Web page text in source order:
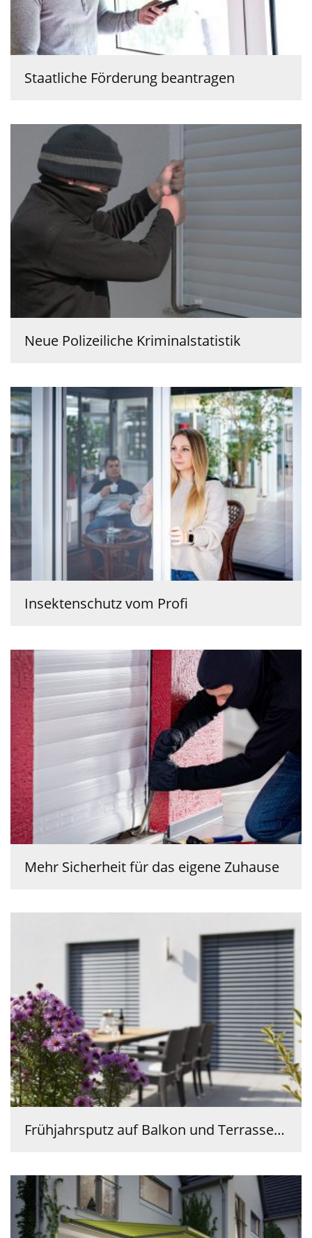
Staatliche Förderung beantragen
Neue Polizeiliche Kriminalstatistik
Insektenschutz vom Profi
Mehr Sicherheit für das eigene Zuhause
Frühjahrsputz auf Balkon und Terrasse…